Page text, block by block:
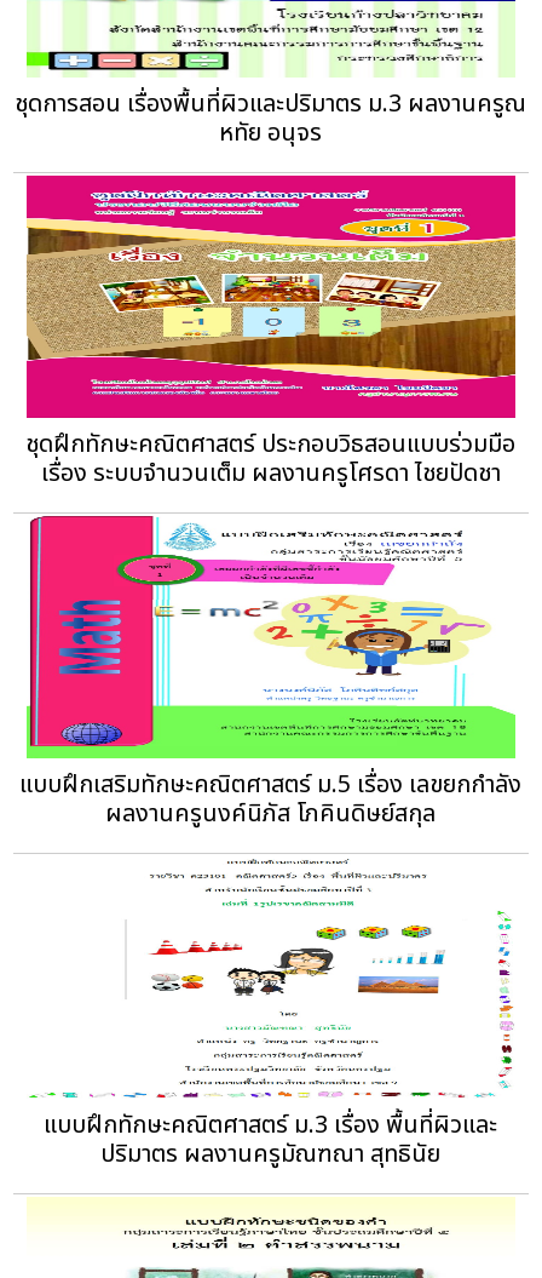
ชุดการสอน เรื่องพื้นที่ผิวและปริมาตร ม.3 ผลงานครูณ
หทัย อนุจร
ชุดฝึกทักษะคณิตศาสตร์ ประกอบวิธสอนแบบร่วมมือ
เรื่อง ระบบจำนวนเต็ม ผลงานครูโศรดา ไชยปัดชา
แบบฝึกเสริมทักษะคณิตศาสตร์ ม.5 เรื่อง เลขยกกำลัง
ผลงานครูนงค์นิภัส โภคินดิษย์สกุล
แบบฝึกทักษะคณิตศาสตร์ ม.3 เรื่อง พื้นที่ผิวและ
ปริมาตร ผลงานครูมัณฑณา สุทธินัย